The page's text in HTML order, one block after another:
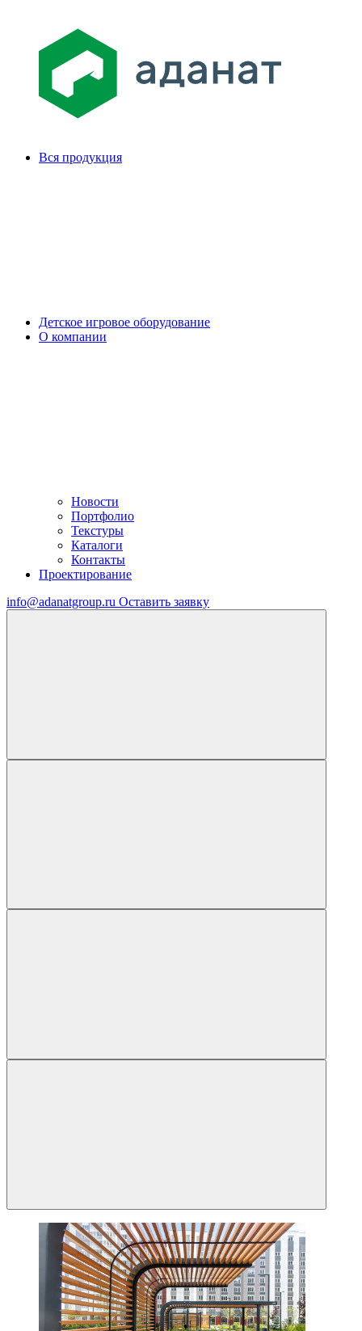
Вся продукция
Детское игровое оборудование
О компании
Новости
Портфолио
Текстуры
Каталоги
Контакты
Проектирование
info@adanatgroup.ru Оставить заявку